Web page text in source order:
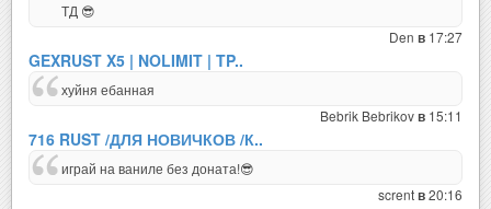
ТД 😎
Den в 17:27
GEXRUST X5 | NOLIMIT | TP..
хуйня ебанная
Bebrik Bebrikovв 15:11
716 RUST /ДЛЯ НОВИЧКОВ /К..
играй на ваниле без доната!😎
screntв20:16